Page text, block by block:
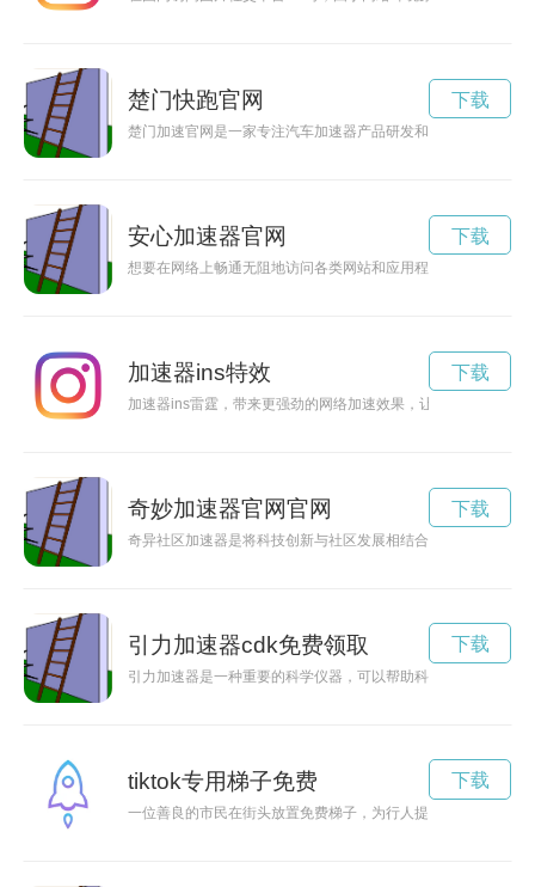
楚门快跑官网
楚门加速官网是一家专注汽车加速器产品研发和销售的网站，
下载
安心加速器官网
想要在网络上畅通无阻地访问各类网站和应用程序吗？安心加
下载
加速器ins特效
加速器ins雷霆，带来更强劲的网络加速效果，让你享受更畅快
下载
奇妙加速器官网官网
奇异社区加速器是将科技创新与社区发展相结合的新型机制，
下载
引力加速器cdk免费领取
引力加速器是一种重要的科学仪器，可以帮助科学家们研究宇
下载
tiktok专用梯子免费
一位善良的市民在街头放置免费梯子，为行人提供便利。
下载